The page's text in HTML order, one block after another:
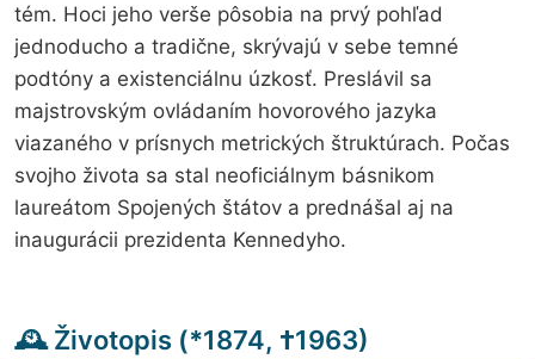
tém. Hoci jeho verše pôsobia na prvý pohľad
jednoducho a tradične, skrývajú v sebe temné
podtóny a existenciálnu úzkosť. Preslávil sa
majstrovským ovládaním hovorového jazyka
viazaného v prísnych metrických štruktúrach. Počas
svojho života sa stal neoficiálnym básnikom
laureátom Spojených štátov a prednášal aj na
inaugurácii prezidenta Kennedyho.
🕰️ Životopis (*1874, †1963)